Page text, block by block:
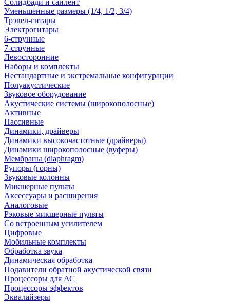
Солидбади и сайлент
Уменьшенные размеры (1/4, 1/2, 3/4)
Трэвел-гитары
Электрогитары
6-струнные
7-струнные
Левосторонние
Наборы и комплекты
Нестандартные и экстремальные конфигурации
Полуакустические
Звуковое оборудование
Акустические системы (широкополосные)
Активные
Пассивные
Динамики, драйверы
Динамики высокочастотные (драйверы)
Динамики широкополосные (вуферы)
Мембраны (diaphragm)
Рупоры (горны)
Звуковые колонны
Микшерные пульты
Аксессуары и расширения
Аналоговые
Рэковые микшерные пульты
Со встроенным усилителем
Цифровые
Мобильные комплекты
Обработка звука
Динамическая обработка
Подавители обратной акустической связи
Процессоры для АС
Процессоры эффектов
Эквалайзеры